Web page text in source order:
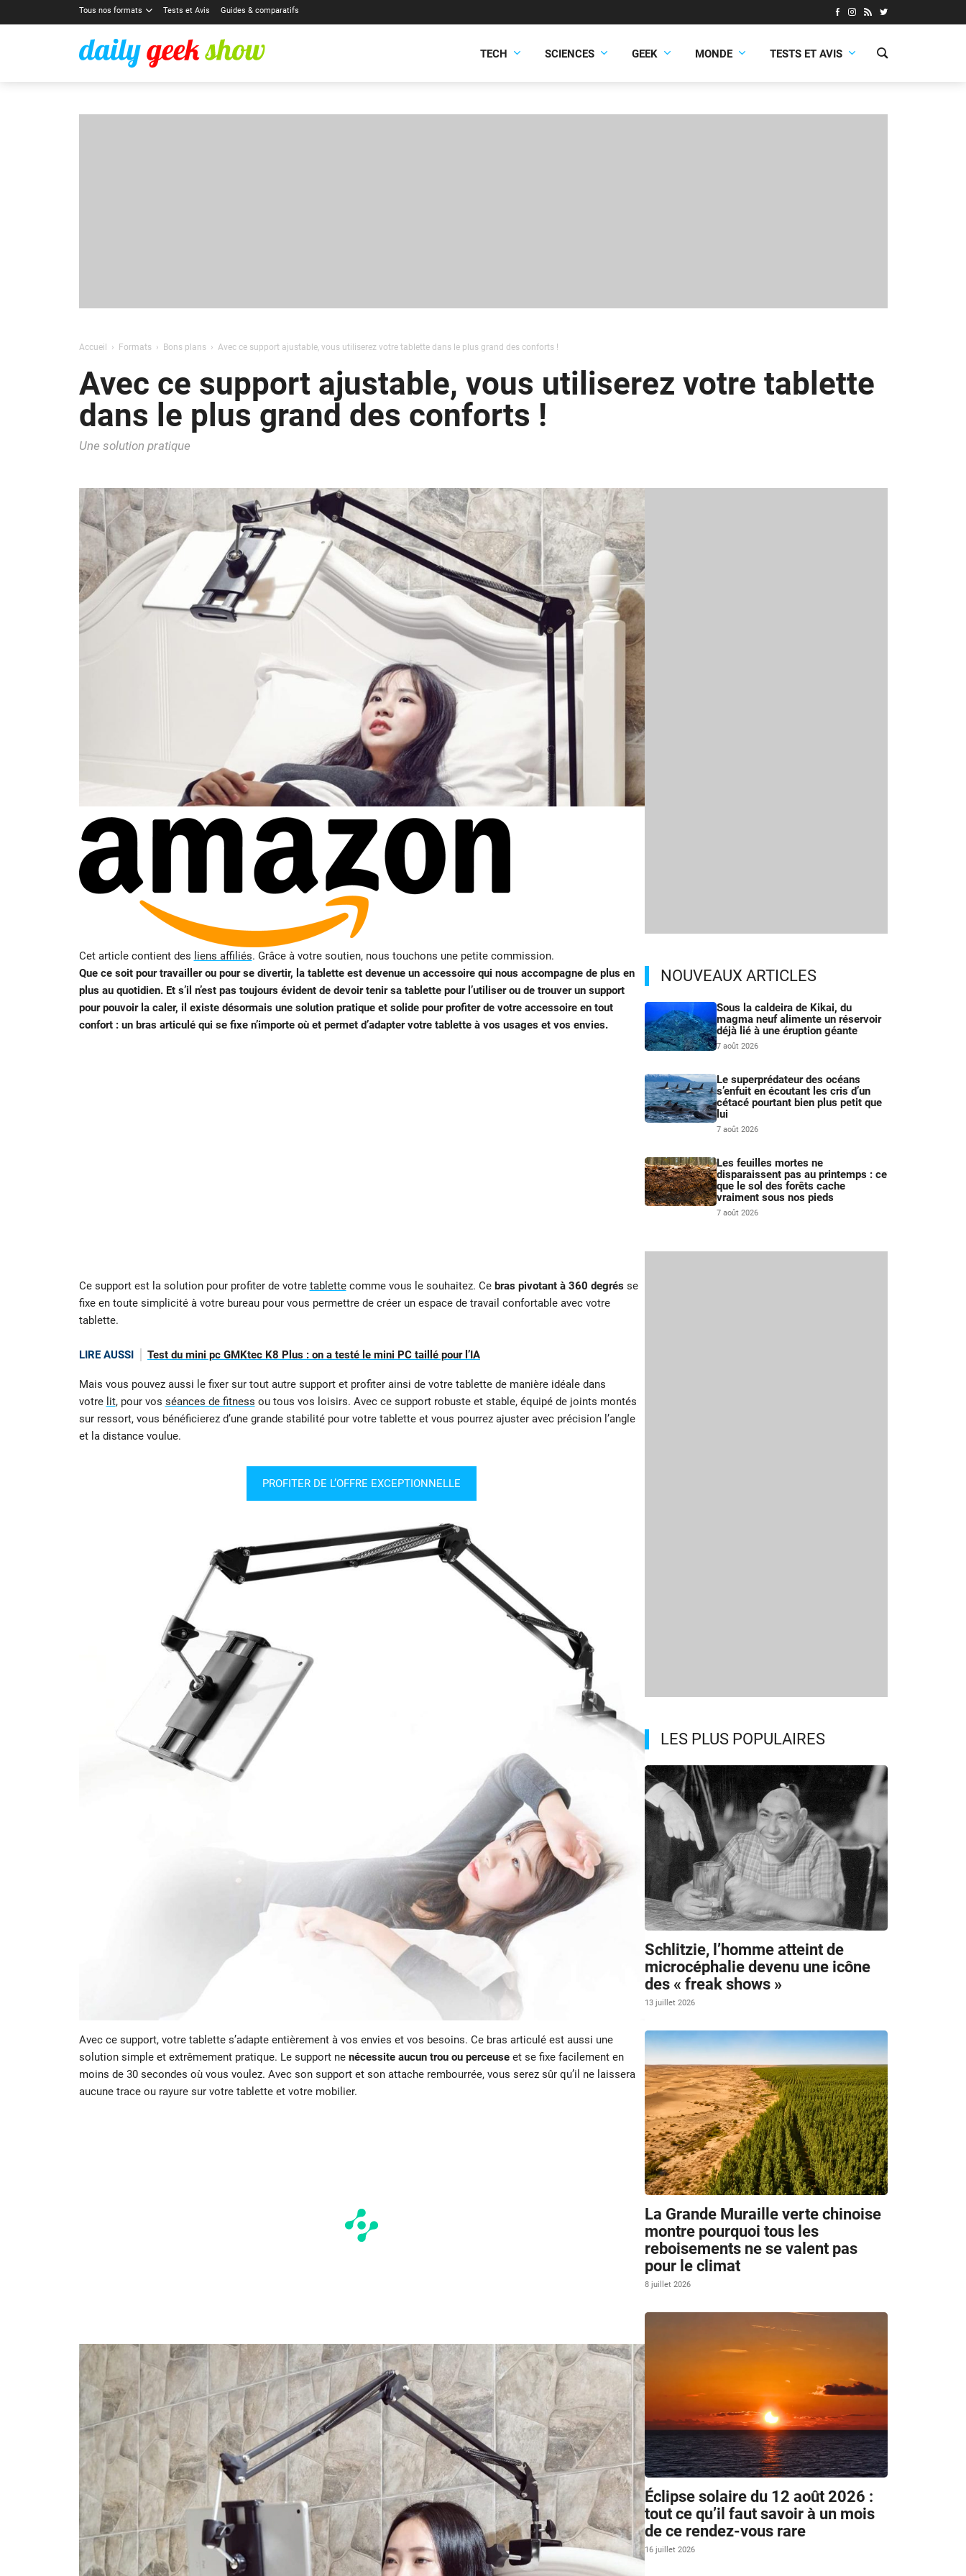
Tous nos formats Tests et Avis Guides & comparatifs
TECH SCIENCES GEEK MONDE TESTS ET AVIS
Accueil Formats Bons plans Avec ce support ajustable, vous utiliserez votre tablette dans le plus grand des conforts !
Avec ce support ajustable, vous utiliserez votre tablette
dans le plus grand des conforts !
Une solution pratique
Cet article contient des liens affiliés. Grâce à votre soutien, nous touchons une petite commission.
Que ce soit pour travailler ou pour se divertir, la tablette est devenue un accessoire qui nous accompagne de plus en
plus au quotidien. Et s’il n’est pas toujours évident de devoir tenir sa tablette pour l’utiliser ou de trouver un support
pour pouvoir la caler, il existe désormais une solution pratique et solide pour profiter de votre accessoire en tout
confort : un bras articulé qui se fixe n’importe où et permet d’adapter votre tablette à vos usages et vos envies.
Ce support est la solution pour profiter de votre tablettecomme vous le souhaitez. Ce bras pivotant à 360 degrésse
fixe en toute simplicité à votre bureau pour vous permettre de créer un espace de travail confortable avec votre
tablette.
LIRE AUSSI Test du mini pc GMKtec K8 Plus : on a testé le mini PC taillé pour l’IA
Mais vous pouvez aussi le fixer sur tout autre support et profiter ainsi de votre tablette de manière idéale dans
votre lit, pour vos séances de fitness ou tous vos loisirs. Avec ce support robuste et stable, équipé de joints montés
sur ressort, vous bénéficierez d’une grande stabilité pour votre tablette et vous pourrez ajuster avec précision l’angle
et la distance voulue.
PROFITER DE L’OFFRE EXCEPTIONNELLE
Avec ce support, votre tablette s’adapte entièrement à vos envies et vos besoins. Ce bras articulé est aussi une
solution simple et extrêmement pratique. Le support ne nécessite aucun trou ou perceuseet se fixe facilement en
moins de 30 secondes où vous voulez. Avec son support et son attache rembourrée, vous serez sûr qu’il ne laissera
aucune trace ou rayure sur votre tablette et votre mobilier.
NOUVEAUX ARTICLES
Sous la caldeira de Kikai, du
magma neuf alimente un réservoir
déjà lié à une éruption géante
7 août 2026
Le superprédateur des océans
s’enfuit en écoutant les cris d’un
cétacé pourtant bien plus petit que
lui
7 août 2026
Les feuilles mortes ne
disparaissent pas au printemps : ce
que le sol des forêts cache
vraiment sous nos pieds
7 août 2026
LES PLUS POPULAIRES
Schlitzie, l’homme atteint de
microcéphalie devenu une icône
des « freak shows »
13 juillet 2026
La Grande Muraille verte chinoise
montre pourquoi tous les
reboisements ne se valent pas
pour le climat
8 juillet 2026
Éclipse solaire du 12 août 2026 :
tout ce qu’il faut savoir à un mois
de ce rendez-vous rare
16 juillet 2026